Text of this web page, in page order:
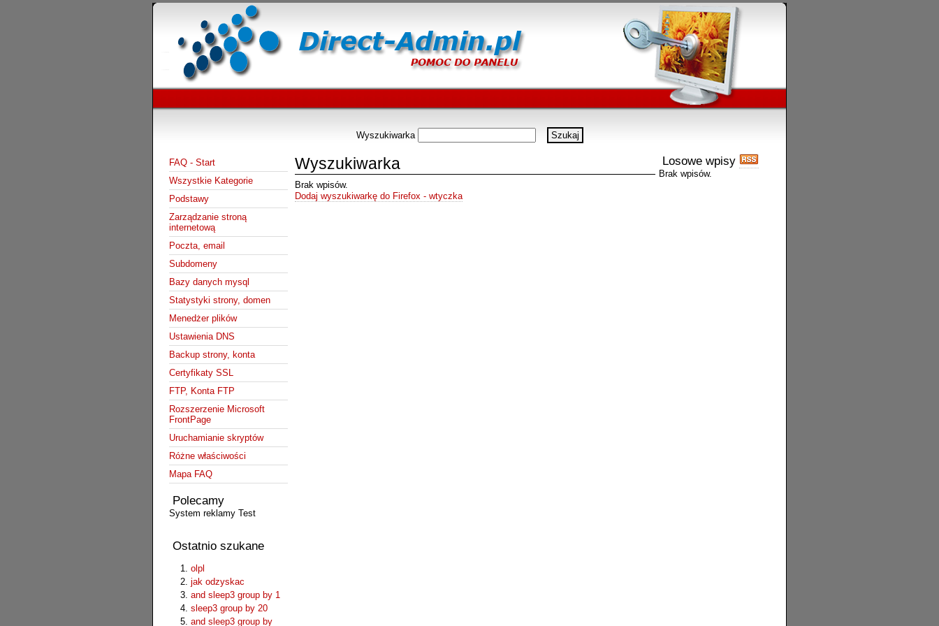
Wyszukiwarka
FAQ - Start
Wszystkie Kategorie
Podstawy
Zarządzanie stroną
internetową
Poczta, email
Subdomeny
Bazy danych mysql
Statystyki strony, domen
Menedżer plików
Ustawienia DNS
Backup strony, konta
Certyfikaty SSL
FTP, Konta FTP
Rozszerzenie Microsoft
FrontPage
Uruchamianie skryptów
Różne właściwości
Mapa FAQ
Polecamy
System reklamy Test
Ostatnio szukane
olpl
jak odzyskac
and sleep3 group by 1
sleep3 group by 20
and sleep3 group by
Losowe wpisy
Brak wpisów.
Wyszukiwarka
Brak wpisów.
Dodaj wyszukiwarkę do Firefox - wtyczka